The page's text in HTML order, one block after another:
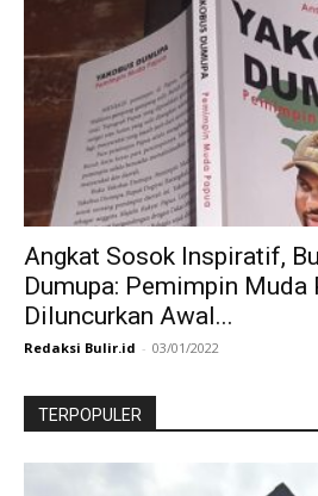
Angkat Sosok Inspiratif,
Dumupa: Pemimpin Muda
Diluncurkan Awal...
Redaksi Bulir.id - 03/01/2022
TERPOPULER